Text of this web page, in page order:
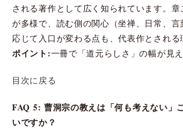
される著作として広く知られています。
が多様で、読む側の関心（坐禅、日常、言
応じて入口が変わる点も、代表作とされる
ポイント:一冊で「道元らしさ」の幅が見
目次に戻る
FAQ 5: 曹洞宗の教えは「何も考えない」
いですか？